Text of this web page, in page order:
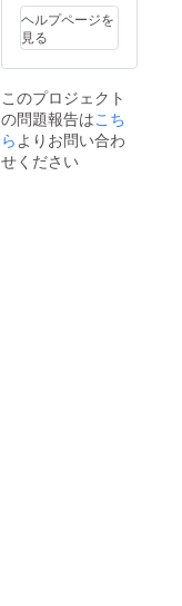
が、稀
に１か
月を超
えるこ
りま
す。
海外発
送とな
り、
ポーラ
ら輸入
しま
す。日
本倉庫
で一回
ヘルプページを
見る
このプロジェクト
の問題報告はこち
らよりお問い合わ
せください